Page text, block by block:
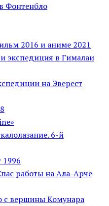
Фонтенбло
2016 и аниме 2021
экспедиция в Гималаи
на Эверест
6-й
1996
работы на Ала-Арче
вершины Комунара